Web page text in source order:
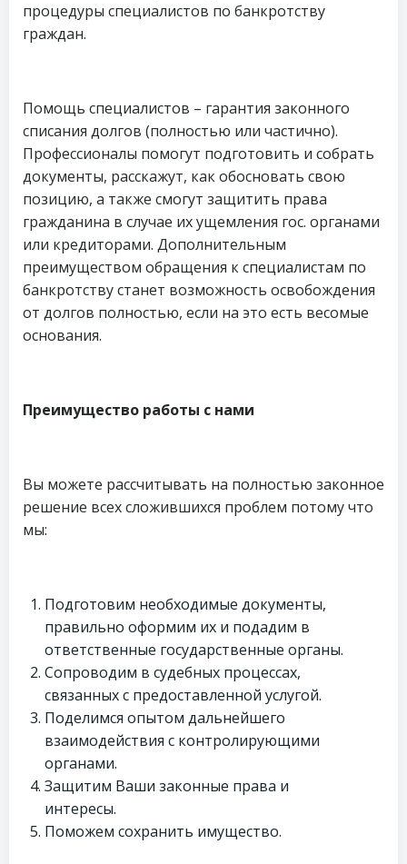
процедуры специалистов по банкротству
граждан.
Помощь специалистов – гарантия законного
списания долгов (полностью или частично).
Профессионалы помогут подготовить и собрать
документы, расскажут, как обосновать свою
позицию, а также смогут защитить права
гражданина в случае их ущемления гос. органами
или кредиторами. Дополнительным
преимуществом обращения к специалистам по
банкротству станет возможность освобождения
от долгов полностью, если на это есть весомые
основания.
Преимущество работы с нами
Вы можете рассчитывать на полностью законное
решение всех сложившихся проблем потому что
мы:
Подготовим необходимые документы,
правильно оформим их и подадим в
ответственные государственные органы.
Сопроводим в судебных процессах,
связанных с предоставленной услугой.
Поделимся опытом дальнейшего
взаимодействия с контролирующими
органами.
Защитим Ваши законные права и
интересы.
Поможем сохранить имущество.